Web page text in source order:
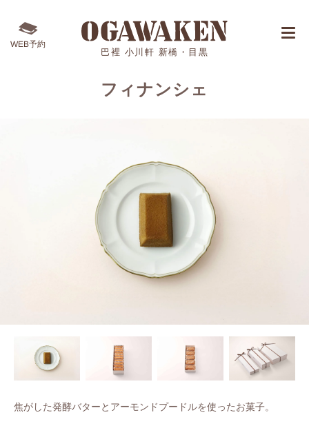
WEB予約
巴裡 小川軒 新橋・目黒
フィナンシェ
焦がした発酵バターとアーモンドプードルを使ったお菓子。